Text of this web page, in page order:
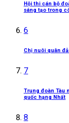
Hội thi cán bộ
sáng tạo trong
6
Chị nuôi quân
7
Trung đoàn Tàu
quốc hạng Nhất
8